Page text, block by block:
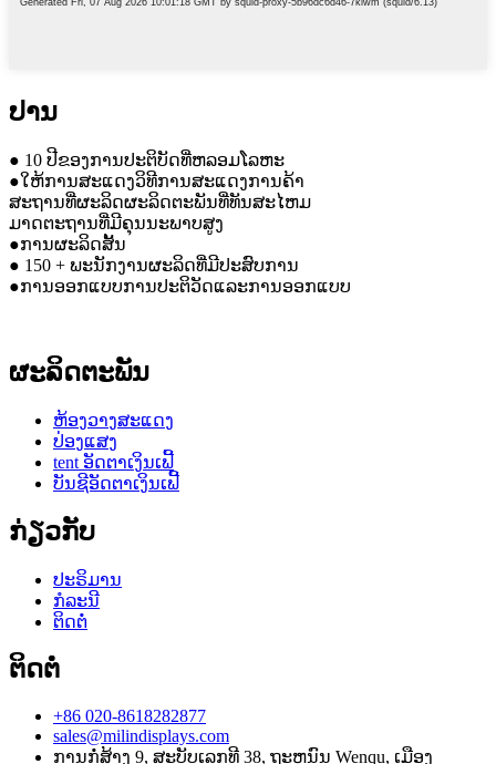
ປານ
● 10 ປີຂອງການປະຕິບັດທີ່ຫລອມໂລຫະ
●ໃຫ້ການສະແດງວິທີການສະແດງການຄ້າ
ສະຖານທີ່ຜະລິດຜະລິດຕະພັນທີ່ທັນສະໄຫມ
ມາດຕະຖານທີ່ມີຄຸນນະພາບສູງ
●ການຜະລິດສັ້ນ
● 150 + ພະນັກງານຜະລິດທີ່ມີປະສົບການ
●ການອອກແບບການປະຕິວັດແລະການອອກແບບ
ຜະລິດຕະພັນ
ຫ້ອງວາງສະແດງ
ປ່ອງແສງ
tent ອັດຕາເງິນເຟີ້
ບັນຊີອັດຕາເງິນເຟີ້
ກ່ຽວກັບ
ປະຣິມານ
ກໍລະນີ
ຕິດຕໍ່
ຕິດຕໍ່
+86 020-8618282877
sales@milindisplays.com
ການກໍ່ສ້າງ 9, ສະບັບເລກທີ 38, ຖະຫນົນ Wenqu, ເມືອງ